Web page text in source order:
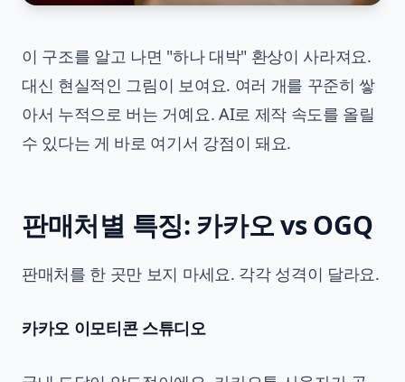
이 구조를 알고 나면 "하나 대박" 환상이 사라져요.
대신 현실적인 그림이 보여요. 여러 개를 꾸준히 쌓
아서 누적으로 버는 거예요. AI로 제작 속도를 올릴
수 있다는 게 바로 여기서 강점이 돼요.
판매처별 특징: 카카오 vs OGQ
판매처를 한 곳만 보지 마세요. 각각 성격이 달라요.
카카오 이모티콘 스튜디오